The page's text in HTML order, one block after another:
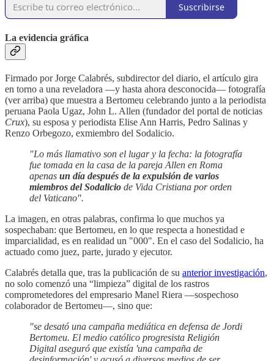
Suscribirse
La evidencia gráfica
Firmado por Jorge Calabrés, subdirector del diario, el artículo gira
en torno a una reveladora —y hasta ahora desconocida— fotografía
(ver arriba) que muestra a Bertomeu celebrando junto a la periodista
peruana Paola Ugaz, John L. Allen (fundador del portal de noticias
Crux), su esposa y periodista Elise Ann Harris, Pedro Salinas y
Renzo Orbegozo, exmiembro del Sodalicio.
"Lo más llamativo son el lugar y la fecha: la fotografía
fue tomada en la casa de la pareja Allen en Roma
apenas un día después de la expulsión de varios
miembros del Sodalicio de Vida Cristiana por orden
del Vaticano".
La imagen, en otras palabras, confirma lo que muchos ya
sospechaban: que Bertomeu, en lo que respecta a honestidad e
imparcialidad, es en realidad un "000". En el caso del Sodalicio, ha
actuado como juez, parte, jurado y ejecutor.
Calabrés detalla que, tras la publicación de su anterior investigación,
no solo comenzó una “limpieza” digital de los rastros
comprometedores del empresario Manel Riera —sospechoso
colaborador de Bertomeu—, sino que:
"se desató una campaña mediática en defensa de Jordi
Bertomeu. El medio católico progresista Religión
Digital aseguró que existía 'una campaña de